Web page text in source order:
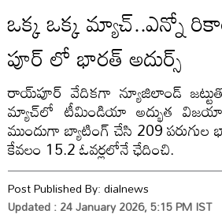
ఒక్క ఒక్క మ్యాచ్..ఎన్నో
పూర్ లో భారత్ అదుర్స్
రాయ్‌పూర్ వేదికగా న్యూజిలాండ్
మ్యాచ్‌లో టీమిండియా అద్భుత
ముందుగా బ్యాటింగ్ చేసి 209
కేవలం 15.2 ఓవర్లలోనే ఛేదించి.
Post Published By:dialnews
Updated : 24 January 2026, 5:15 PM IST